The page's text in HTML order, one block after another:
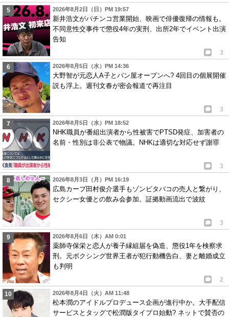
2026年8月2日（日）PM 19:57
新井浩文がパチンコ営業開始、映画で俳優復帰の情報も。
不同意性交事件で懲役4年の実刑、出所2年でイベント出演
告知
3
2026年8月5日（水）PM 14:36
大野智が元恋人A子とパン屋オープンへ? 4回目の個展開催
説も浮上。週刊文春が密会報道で再注目
3
2026年8月5日（水）PM 18:52
NHK職員が番組出演者から性被害でPTSD発症、加害者の
名前・性別は非公表で物議。NHKは適切な対応せず謝罪
3
2026年8月3日（月）PM 16:19
広島カープ田村俊介選手もゾンビタバコの売人と繋がり、
セクシー女優との飲み会参加。証拠動画流出で波紋
3
2026年8月6日（木）AM 0:01
薬師寺保栄と恋人が養子縁組届を偽造、懲役1年を検察求
刑。元ボクシング世界王者が犯行動機告白、妻と離婚成立
も判明
2
2026年8月4日（火）AM 11:48
松本潤のアイドルプロデュース企画が進行中か。大手配信
サービスとタッグで松潤版タイプロ始動? ネットで賛否の